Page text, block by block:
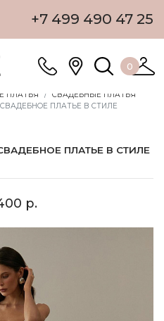
+7 499 490 47 25
0
ПЛАТЬЯ
СВАДЕБНЫЕ ПЛАТЬЯ
ПЛАТЬЕ В СТИЛЕ
ПЛАТЬЕ В СТИЛЕ
р.